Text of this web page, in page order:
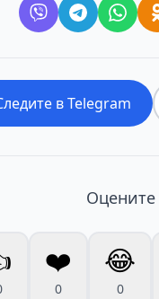
в Telegram
Оцените
❤️
0
😂
0